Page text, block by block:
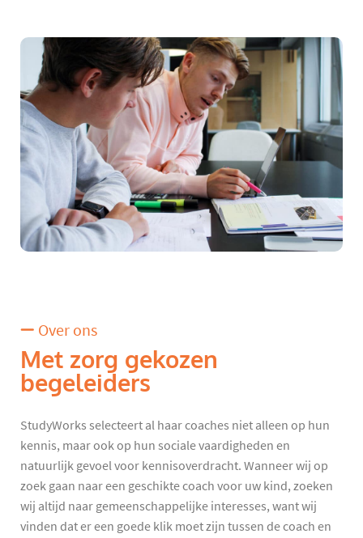
Over ons
Met zorg gekozen
begeleiders
StudyWorks selecteert al haar coaches niet alleen op hun
kennis, maar ook op hun sociale vaardigheden en
natuurlijk gevoel voor kennisoverdracht. Wanneer wij op
zoek gaan naar een geschikte coach voor uw kind, zoeken
wij altijd naar gemeenschappelijke interesses, want wij
vinden dat er een goede klik moet zijn tussen de coach en